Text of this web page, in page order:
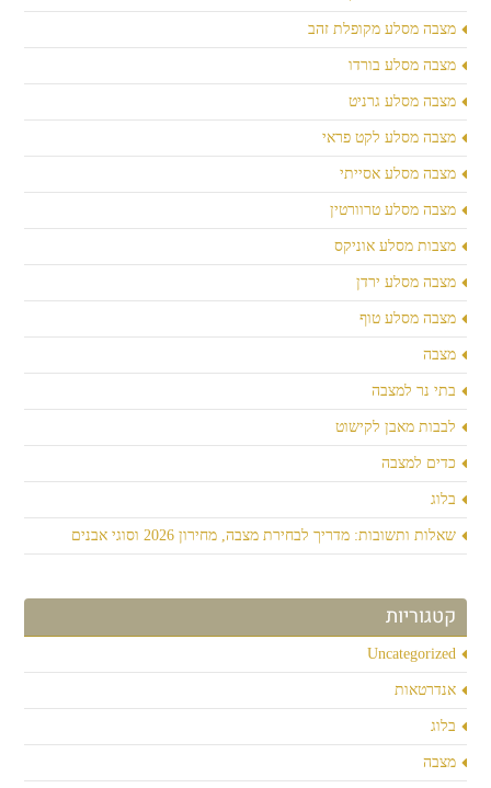
מצבה מסלע מקופלת זהב
מצבה מסלע בורדו
מצבה מסלע גרניט
מצבה מסלע לקט פראי
מצבה מסלע אסייתי
מצבה מסלע טרוורטין
מצבות מסלע אוניקס
מצבה מסלע ירדן
מצבה מסלע טוף
מצבה
בתי נר למצבה
לבבות מאבן לקישוט
כדים למצבה
בלוג
שאלות ותשובות: מדריך לבחירת מצבה, מחירון 2026 וסוגי אבנים
קטגוריות
Uncategorized
אנדרטאות
בלוג
מצבה